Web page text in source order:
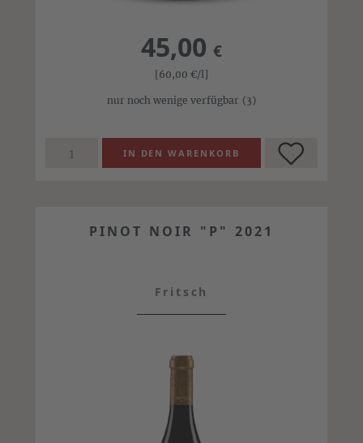
45,00 €
[60,00 €/l]
nur noch wenige verfügbar (3)
PINOT NOIR "P" 2021
Fritsch